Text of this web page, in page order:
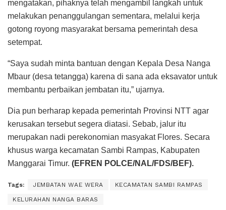
mengatakan, pihaknya telah mengambil langkah untuk
melakukan penanggulangan sementara, melalui kerja
gotong royong masyarakat bersama pemerintah desa
setempat.
“Saya sudah minta bantuan dengan Kepala Desa Nanga
Mbaur (desa tetangga) karena di sana ada eksavator untuk
membantu perbaikan jembatan itu,” ujarnya.
Dia pun berharap kepada pemerintah Provinsi NTT agar
kerusakan tersebut segera diatasi. Sebab, jalur itu
merupakan nadi perekonomian masyakat Flores. Secara
khusus warga kecamatan Sambi Rampas, Kabupaten
Manggarai Timur. (EFREN POLCE/NAL/FDS/BEF).
Tags: JEMBATAN WAE WERA KECAMATAN SAMBI RAMPAS
KELURAHAN NANGA BARAS